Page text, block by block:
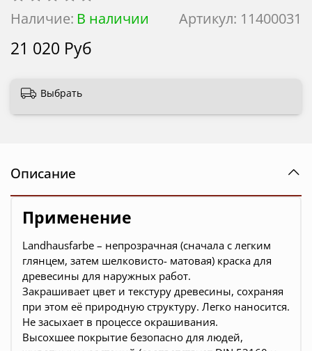
Артикул: 11400031
Наличие: В наличии
21 020 Руб
Выбрать
Описание
Применение
Landhausfarbe – непрозрачная (сначала с легким
глянцем, затем шелковисто- матовая) краска для
древесины для наружных работ.
Закрашивает цвет и текстуру древесины, сохраняя
при этом её природную структуру. Легко наносится.
Не засыхает в процессе окрашивания.
Высохшее покрытие безопасно для людей,